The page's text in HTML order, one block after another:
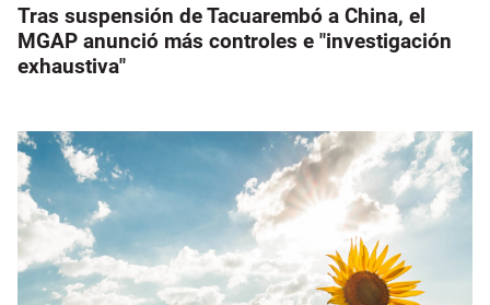
Tras suspensión de Tacuarembó a China, el
MGAP anunció más controles e "investigación
exhaustiva"